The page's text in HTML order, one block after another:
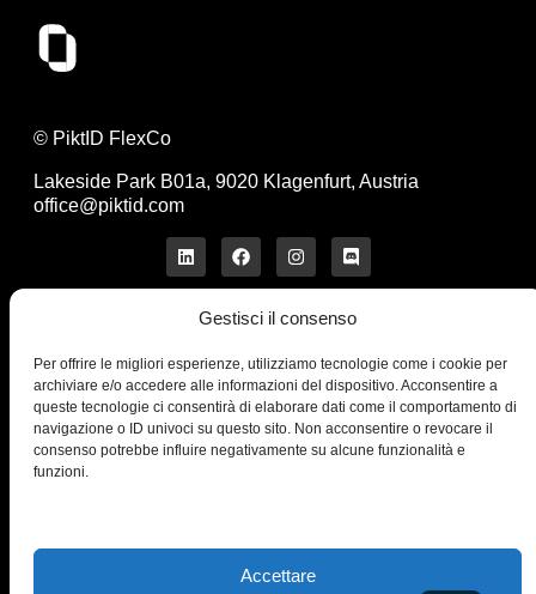
Gestisci il consenso
Per offrire le migliori esperienze, utilizziamo tecnologie come i cookie per
archiviare e/o accedere alle informazioni del dispositivo. Acconsentire a
queste tecnologie ci consentirà di elaborare dati come il comportamento di
navigazione o ID univoci su questo sito. Non acconsentire o revocare il
consenso potrebbe influire negativamente su alcune funzionalità e
funzioni.
Accettare
© PiktID FlexCo
Lakeside Park B01a, 9020 Klagenfurt, Austria
office@piktid.com
Informativa
Termini di servizio
Informativa sulla privacy
Cookies
Azienda